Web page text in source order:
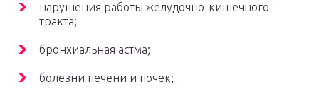
нарушения работы желудочно-кишечного
тракта;
бронхиальная астма;
болезни печени и почек;